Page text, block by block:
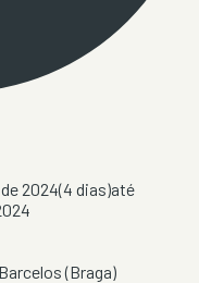
2024(4 dias)até
(Braga)